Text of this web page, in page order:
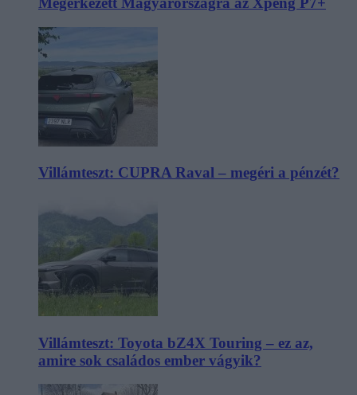
Villámteszt: CUPRA Raval – megéri a pénzét?
Villámteszt: Toyota bZ4X Touring – ez az,
amire sok családos ember vágyik?